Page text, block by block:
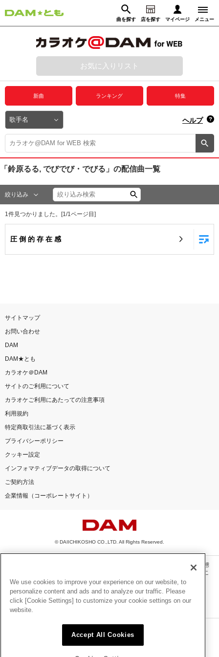
曲を探す 店を探す マイページ メニュー
動画からさがす 録音からさがす
ログイン
プレミアムサービス
DAM★とも動画
DAM★とも録音
カラオケ＠DAM
ユーザー検索
お知らせ
お気に入りリスト
新曲 ランキング 特集
ヘルプ
「鈴原るる, でびでび・でびる」 の配信曲一覧
絞り込み
1 件見つかりました。[1 /1 ページ目]
圧 倒 的 存 在 感
サイトマップ
お問い合わせ
DAM
DAM★とも
カラオケ＠DAM
サイトのご利用について
カラオケご利用にあたっての注意事項
利用規約
特定商取引法に基づく表示
プライバシーポリシー
クッキー設定
インフォマティブデータの取得について
ご契約方法
企業情報（コーポレートサイト）
© DAIICHIKOSHO CO.,LTD. All Rights Reserved.
このサイトに掲載されている一切の文章・画像・写真・動画・音声等を、手段や形態
を問わず、著作権法の定める範囲を超えて無断で複製、転載、ファイル化などするこ
とを禁じます。
楽曲及びコンテンツは、機種によりご利用いただけない場合があります。
楽曲及びコンテンツの配信日、配信内容が変更になる場合があります。
楽曲によりMYリスト保存ができない場合があります。
6602250213Y31015 6602250112Y38026 6602250240Y31015
6602250241Y45122
We use cookies to improve your experience on our website, to
personalize content and ads and to analyze our traffic. Please
click [Cookie Settings] to customize your cookie settings on our
website.
Accept All Cookies